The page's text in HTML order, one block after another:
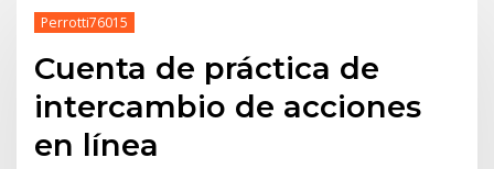
Perrotti76015
Cuenta de práctica de
intercambio de acciones
en línea